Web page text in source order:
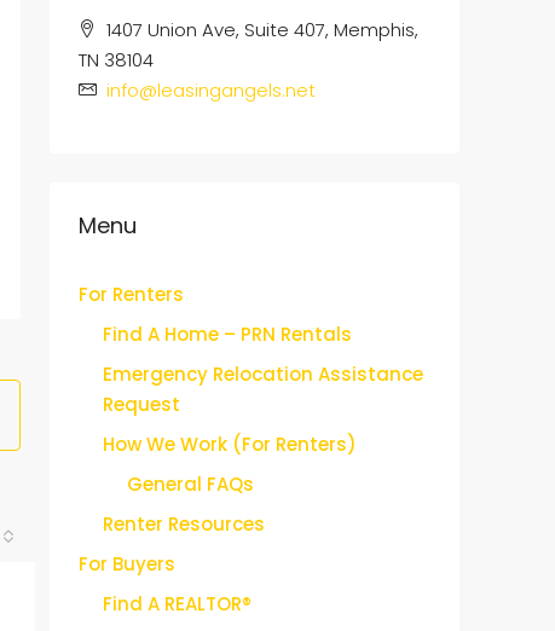
1407 Union Ave, Suite 407, Memphis,
TN 38104
info@leasingangels.net
Menu
For Renters
Find A Home – PRN Rentals
Emergency Relocation Assistance
Request
How We Work (For Renters)
General FAQs
Renter Resources
For Buyers
Find A REALTOR®